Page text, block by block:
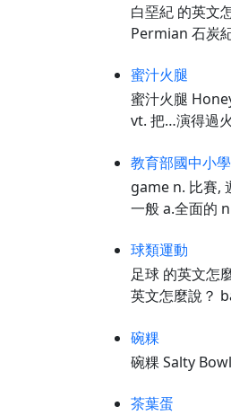
白堊紀 的英文
Permian 石炭
蜜汁火腿
蜜汁火腿
vt. 把…演得過
教育部國中小
game n. 比賽,
一般 a.全面的
球類運動
足球 的英文怎
英文怎麼說？
碗粿
碗粿 Salty
茶葉蛋